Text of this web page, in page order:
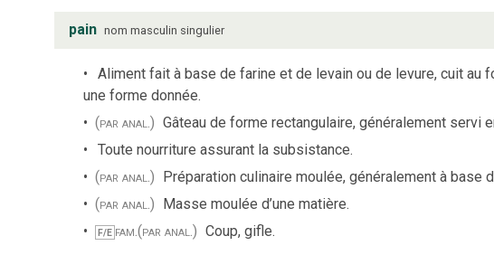
pain nom masculin singulier
Aliment fait à base de farine et de levain ou de levure, cuit au
une forme donnée.
(par anal.) Gâteau de forme rectangulaire, généralement servi
Toute nourriture assurant la subsistance.
(par anal.) Préparation culinaire moulée, généralement à base
(par anal.) Masse moulée d’une matière.
F/E fam.(par anal.) Coup, gifle.